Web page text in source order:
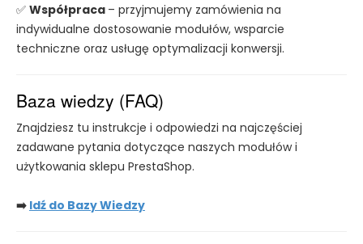
✅ Współpraca – przyjmujemy zamówienia na
indywidualne dostosowanie modułów, wsparcie
techniczne oraz usługę optymalizacji konwersji.
Baza wiedzy (FAQ)
Znajdziesz tu instrukcje i odpowiedzi na najczęściej
zadawane pytania dotyczące naszych modułów i
użytkowania sklepu PrestaShop.
➡️ Idź do Bazy Wiedzy